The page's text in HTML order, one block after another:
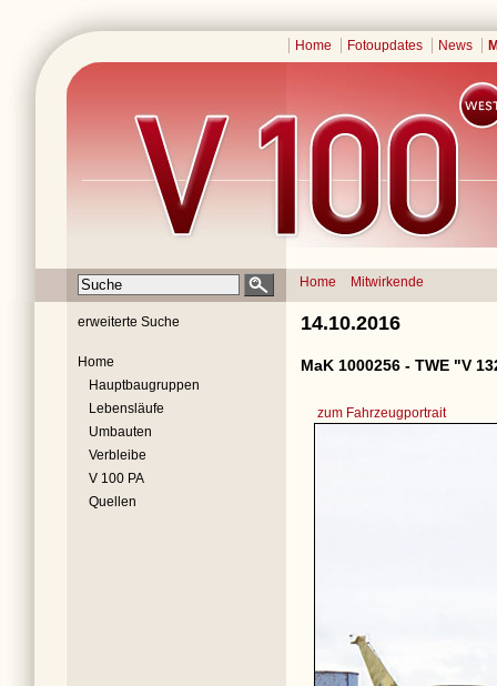
Home Fotoupdates News
Home Mitwirkende
erweiterte Suche
Home
Hauptbaugruppen
Lebensläufe
Umbauten
Verbleibe
V 100 PA
Quellen
14.10.2016
MaK 1000256 - TWE "V
zum Fahrzeugportrait